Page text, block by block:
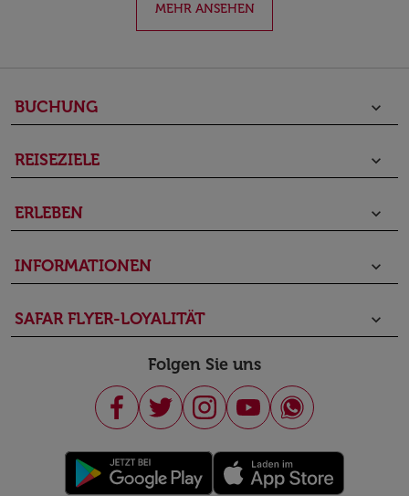
MEHR ANSEHEN
BUCHUNG keyboard_arrow_down
REISEZIELE keyboard_arrow_down
ERLEBEN keyboard_arrow_down
INFORMATIONEN keyboard_arrow_down
SAFAR FLYER-LOYALITÄT keyboard_arrow_down
Folgen Sie uns